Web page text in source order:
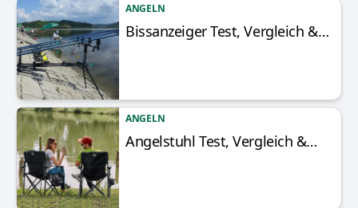
Artikel anzeigen
ANGELN
Bissanzeiger Test, Vergleich &…
Artikel anzeigen
ANGELN
Angelstuhl Test, Vergleich &…